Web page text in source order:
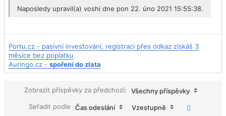
Naposledy upravil(a) voshi dne pon 22. úno 2021 15:55:38.
Portu.cz - pasivní investování, registrací přes odkaz získáš 3
měsíce bez poplatku
Auringo.cz - spoření do zlata
Zobrazit příspěvky za předchozí:
Všechny příspěvky
Seřadit podle
Čas odeslání Vzestupně